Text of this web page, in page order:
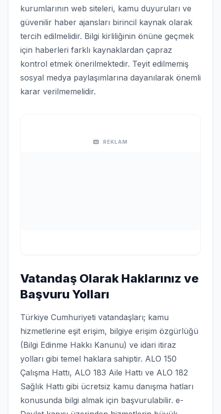
kurumlarının web siteleri, kamu duyuruları ve
güvenilir haber ajansları birincil kaynak olarak
tercih edilmelidir. Bilgi kirliliğinin önüne geçmek
için haberleri farklı kaynaklardan çapraz
kontrol etmek önerilmektedir. Teyit edilmemiş
sosyal medya paylaşımlarına dayanılarak önemli
karar verilmemelidir.
REKLAM
Vatandaş Olarak Haklarınız ve
Başvuru Yolları
Türkiye Cumhuriyeti vatandaşları; kamu
hizmetlerine eşit erişim, bilgiye erişim özgürlüğü
(Bilgi Edinme Hakkı Kanunu) ve idari itiraz
yolları gibi temel haklara sahiptir. ALO 150
Çalışma Hattı, ALO 183 Aile Hattı ve ALO 182
Sağlık Hattı gibi ücretsiz kamu danışma hatları
konusunda bilgi almak için başvurulabilir. e-